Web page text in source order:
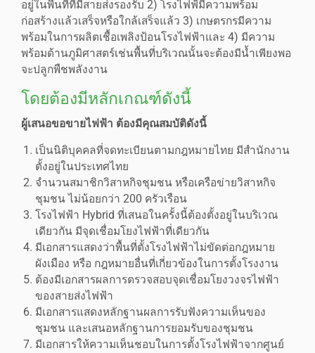
อยู่ในพื้นที่ที่มีสายส่งรองรับ 2) โรงไฟฟ้มีความพร้อม
ก่อสร้างแล้วเสร็จหรือใกล้เสร็จแล้ว 3) เกษตรกรมีความ
พร้อมในการผลิตเชื้อเพลิงป้อนโรงไฟฟ้าและ 4) มีความ
พร้อมด้านภูมิศาสตร์เช่นพื้นที่บริเวณนั้นจะต้องมีน้ำเพียงพอ
จะปลูกพืชพลังงาน
โดยต้องมีหลักเกณฑ์ดังนี้
ผู้เสนอขอขายไฟฟ้า ต้องมีคุณสมบัติดังนี้
เป็นนิติบุคคลที่จดทะเบียนตามกฎหมายไทย มีสำนักงาน
ตั้งอยู่ในประเทศไทย
จำนวนสมาชิกวิสาหกิจชุมชน หรือเครือข่ายวิสาหกิจ
ชุมชน ไม่น้อยกว่า 200 ครัวเรือน
โรงไฟฟ้า Hybrid ที่เสนอในครั้งนี้ต้องตั้งอยู่ในบริเวณ
เดียวกัน มีจุดเชื่อมโยงไฟฟ้าที่เดียวกัน
มีเอกสารแสดงว่าพื้นที่ตั้งโรงไฟฟ้าไม่ขัดต่อกฎหมาย
ผังเมือง หรือ กฎหมายอื่นที่เกี่ยวข้องในการตั้งโรงงาน
ต้องมีเอกสารผลการตรวจสอบจุดเชื่อมโยงวงจรไฟฟ้า
ของสายส่งไฟฟ้า
มีเอกสารแสดงหลักฐานผลการรับฟังความเห็นของ
ชุมชน และเสนอหลักฐานการยอมรับของชุมชน
มีเอกสารให้ความเห็นชอบในการตั้งโรงไฟฟ้าจากศูนย์